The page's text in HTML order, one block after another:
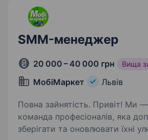
SMM-менеджер
20 000 – 40 000 грн Вища
МобіМаркет Львів
Повна зайнятість. Привіт! Ми — МобіМаркет,
команда професіоналів, яка
зберігати та оновлювати їхні